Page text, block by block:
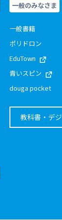
一般のみなさま
一般書籍
ポリドロン
EduTown
青いスピン
douga pocket
教科書・デ